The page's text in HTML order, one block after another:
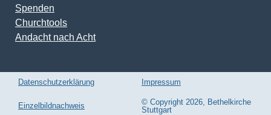
Spenden
Churchtools
Andacht nach Acht
Datenschutzerklärung Impressum
Einzelbildnachweis
© Copyright 2026, Bethelkirche
Stuttgart